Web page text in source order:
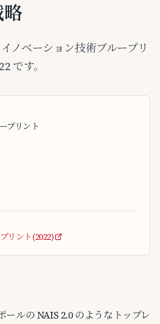
ノベーション技術ブループリ
です。
プリント
リント(2022)
ールの NAIS 2.0 のようなトップレ